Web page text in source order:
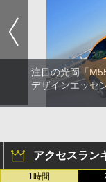
注目の光岡「
デザインエッセ
アクセスラン
1時間